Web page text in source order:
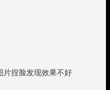
片捏脸发现效果不好